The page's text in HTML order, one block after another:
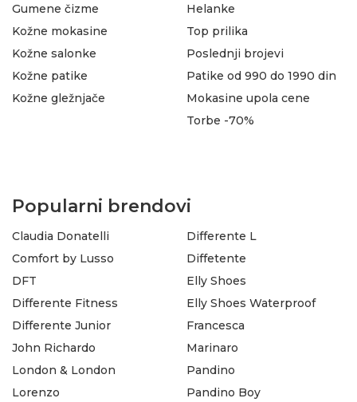
Gumene čizme
Helanke
Kožne mokasine
Kožne salonke
Kožne patike
Kožne gležnjače
Top prilika
Poslednji brojevi
Patike od 990 do 1990 din
Mokasine upola cene
Torbe -70%
Popularni brendovi
Claudia Donatelli
Comfort by Lusso
DFT
Differente Fitness
Differente Junior
Differente L
Diffetente
Elly Shoes
Elly Shoes Waterproof
Francesca
John Richardo
London & London
Lorenzo
Marinaro
Pandino
Pandino Boy